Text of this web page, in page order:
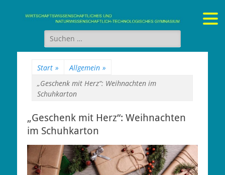
Gymnasium Stein
wirtschaftswissenschaftliches und naturwissenschaftlich-
technologisches Gymnasium
Suchen
nach:
Start » Allgemein »
„Geschenk mit Herz“: Weihnachten im
Schuhkarton
„Geschenk mit Herz“: Weihnachten
im Schuhkarton